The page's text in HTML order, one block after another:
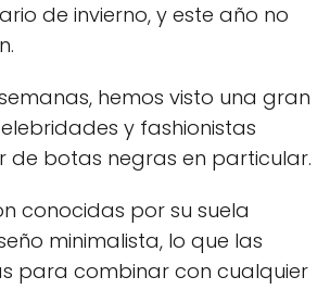
de invierno, y este año no
hemos visto una gran
y fashionistas
de botas negras en particular.
conocidas por su suela
minimalista, lo que las
para combinar con cualquier